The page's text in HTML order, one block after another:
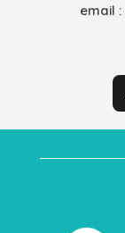
email :